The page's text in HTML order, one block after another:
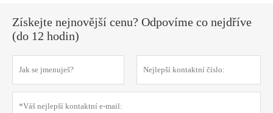
Získejte nejnovější cenu? Odpovíme co nejdříve
(do 12 hodin)